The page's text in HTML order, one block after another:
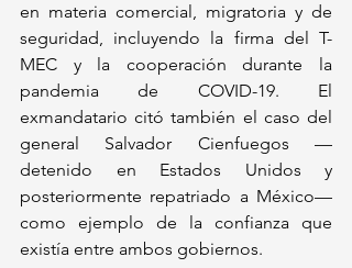
en materia comercial, migratoria y de
seguridad, incluyendo la firma del T-
MEC y la cooperación durante la
pandemia de COVID-19. El
exmandatario citó también el caso del
general Salvador Cienfuegos —
detenido en Estados Unidos y
posteriormente repatriado a México—
como ejemplo de la confianza que
existía entre ambos gobiernos.